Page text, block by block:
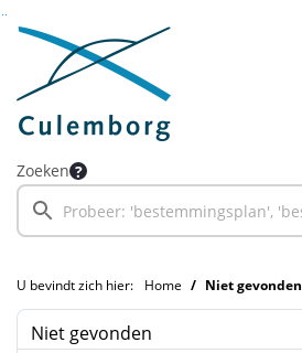
Ga naar de inhoud van deze pagina
Ga naar het zoeken
Ga naar het menu
Zoeken
U bevindt zich hier: Home Niet gevonden
Niet gevonden